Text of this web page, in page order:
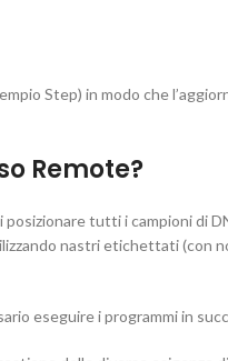
Step) in modo che
Remote?
tutti i campioni di
nastri etichettati (con
eseguire i programmi in